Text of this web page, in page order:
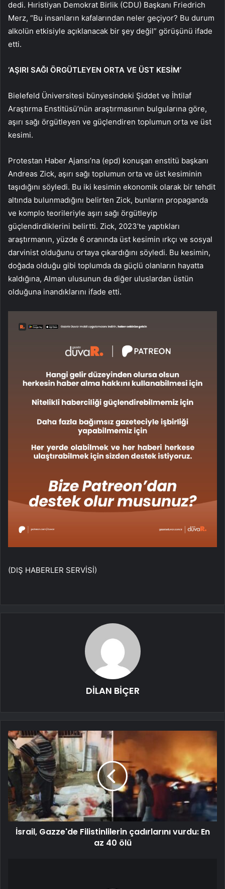
dedi. Hıristiyan Demokrat Birlik (CDU) Başkanı Friedrich
Merz, “Bu insanların kafalarından neler geçiyor? Bu durum
alkolün etkisiyle açıklanacak bir şey değil” görüşünü ifade
etti.
‘AŞIRI SAĞI ÖRGÜTLEYEN ORTA VE ÜST KESİM’
Bielefeld Üniversitesi bünyesindeki Şiddet ve İhtilaf
Araştırma Enstitüsü’nün araştırmasının bulgularına göre,
aşırı sağı örgütleyen ve güçlendiren toplumun orta ve üst
kesimi.
Protestan Haber Ajansı’na (epd) konuşan enstitü başkanı
Andreas Zick, aşırı sağı toplumun orta ve üst kesiminin
taşıdığını söyledi. Bu iki kesimin ekonomik olarak bir tehdit
altında bulunmadığını belirten Zick, bunların propaganda
ve komplo teorileriyle aşırı sağı örgütleyip
güçlendirdiklerini belirtti. Zick, 2023’te yaptıkları
araştırmanın, yüzde 6 oranında üst kesimin ırkçı ve sosyal
darvinist olduğunu ortaya çıkardığını söyledi. Bu kesimin,
doğada olduğu gibi toplumda da güçlü olanların hayatta
kaldığına, Alman ulusunun da diğer uluslardan üstün
olduğuna inandıklarını ifade etti.
(DIŞ HABERLER SERVİSİ)
DİLAN BİÇER
İsrail, Gazze'de Filistinlilerin çadırlarını vurdu: En
az 40 ölü